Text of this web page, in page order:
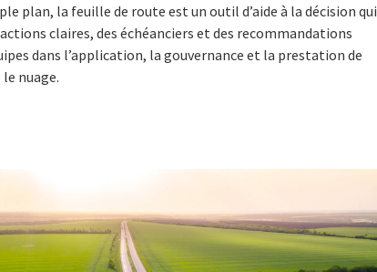
plan, la feuille de route est un outil d’aide à la décision qui
claires, des échéanciers et des recommandations
dans l’application, la gouvernance et la prestation de
nuage.